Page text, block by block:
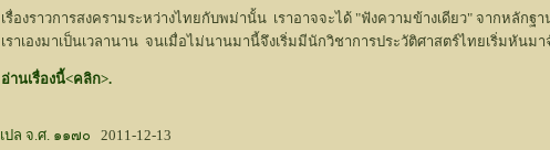
เรื่องราวการสงครามระหว่างไทยกับพม่านั้น เราอาจจะได้ "ฟังความข้างเดียว" จากหลักฐ
เราเองมาเป็นเวลานาน จนเมื่อไม่นานมานี้จึงเริ่มมีนักวิชาการประวัติศาสตร์ไทยเริ่มหัน
อ่านเรื่องนี้<คลิก>.
ปล จ.ศ. ๑๑๗๐ 2011-12-13